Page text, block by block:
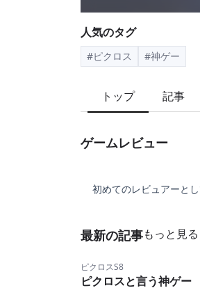
人気のタグ
#ピクロス #神ゲー
トップ 記事
ゲームレビュー
初めてのレビュアーと
最新の記事もっと見る
ピクロスS8
ピクロスと言う神ゲー